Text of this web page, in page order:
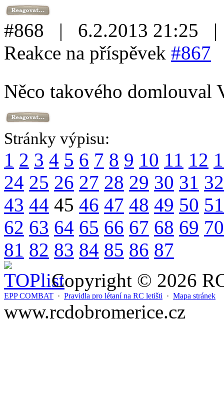
#868 | 6.2.2013
Reakce na příspěvek #867
Něco takového domlouval
Stránky výpisu:
1 2 3 4 5 6 7 8 9 10 11 12
24 25 26 27 28 29 30 31 32
43 44 45 46 47 48 49 50 51
62 63 64 65 66 67 68 69 70
81 82 83 84 85 86 87
Copyright © 2026
EPP COMBAT · Pravidla pro létaní na RC letišti · Mapa stránek
www.rcdobromerice.cz